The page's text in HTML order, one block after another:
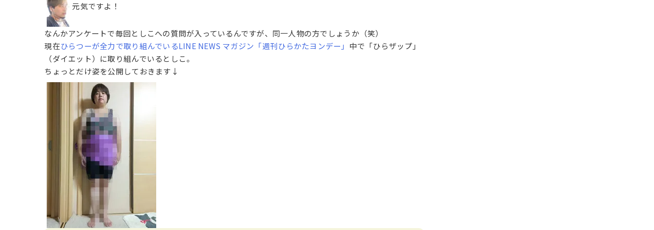
元気ですよ！
なんかアンケートで毎回としこへの質問が入っているんですが、同一人物の方でしょうか（笑）
現在ひらつーが全力で取り組んでいるLINE NEWS マガジン「週刊ひらかたヨンデー」 中で「ひらザップ」
（ダイエット）に取り組んでいるとしこ。
ちょっとだけ姿を公開しておきます↓